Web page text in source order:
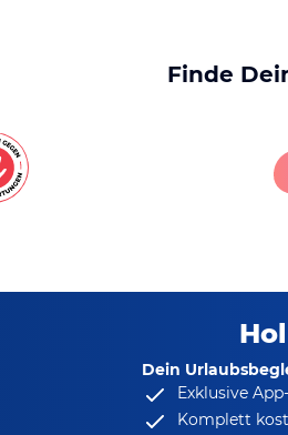
Finde
Dein
Exklusive
Komplett